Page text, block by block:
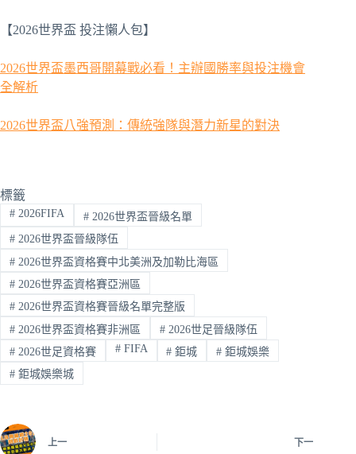
【2026世界盃 投注懶人包】
2026世界盃墨西哥開幕戰必看！主辦國勝率與投注機會
全解析
2026世界盃八強預測：傳統強隊與潛力新星的對決
標籤
#2026FIFA #2026世界盃晉級名單
#2026世界盃晉級隊伍
#2026世界盃資格賽中北美洲及加勒比海區
#2026世界盃資格賽亞洲區
#2026世界盃資格賽晉級名單完整版
#2026世界盃資格賽非洲區 #2026世足晉級隊伍
#2026世足資格賽 #FIFA # 鉅城 # 鉅城娛樂
#鉅城娛樂城
上一 下一